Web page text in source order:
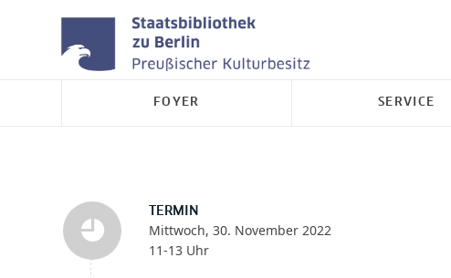
FOYER SERVICE
TERMIN
Mittwoch, 30. November 2022
11-13 Uhr